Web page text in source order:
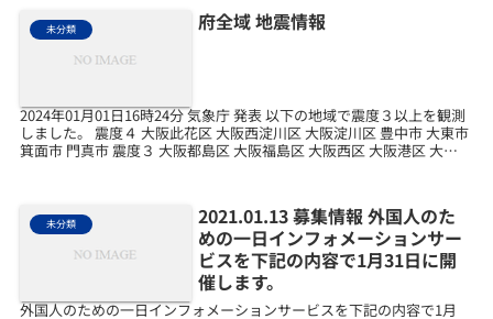
未分類 府全域 地震情報
2024年01月01日16時24分 気象庁 発表 以下の地域で震度３以上を観測
しました。 震度４ 大阪此花区 大阪西淀川区 大阪淀川区 豊中市 大東市
箕面市 門真市 震度３ 大阪都島区 大阪福島区 大阪西区 大阪港区 大阪
未分類
2021.01.13 募集情報 外国人のた
めの一日インフォメーションサー
ビスを下記の内容で1月31日に開
催します。
外国人のための一日インフォメーションサービスを下記の内容で1月